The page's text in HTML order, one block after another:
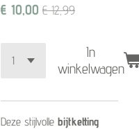
€ 10,00 € 12,99
In
winkelwagen
Deze stijlvolle bijtketting